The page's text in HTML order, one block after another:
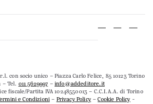
con socio unico – Piazza Carlo Felice, 85 10123 Torino
– Tel. 011 5629997 –info@addeditore.it
fiscale/Partita IVA 10248550013 – C.C.I.A.A. di Torino
e Condizioni – Privacy Policy–Cookie Policy -